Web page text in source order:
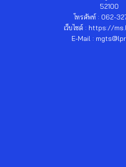
52100
โทรศัพท์ : 062-
เว็บไซต์ : https://
E-Mail :